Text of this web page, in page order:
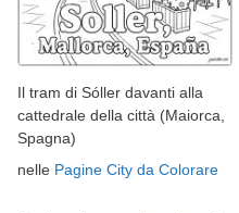
Il tram di Sóller davanti alla
cattedrale della città (Maiorca,
Spagna)
nelle Pagine City da Colorare